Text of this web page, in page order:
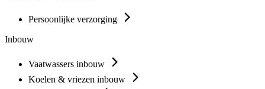
Persoonlijke verzorging
Inbouw
Vaatwassers inbouw
Koelen & vriezen inbouw